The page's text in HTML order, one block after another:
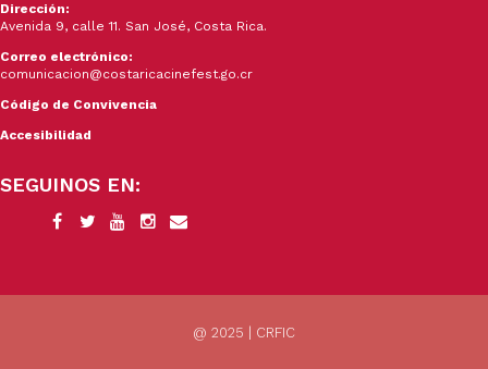
Dirección:
Avenida 9, calle 11. San José, Costa Rica.
Correo electrónico:
comunicacion@costaricacinefest.go.cr
Código de Convivencia
Accesibilidad
SEGUINOS EN:
@ 2025 | CRFIC